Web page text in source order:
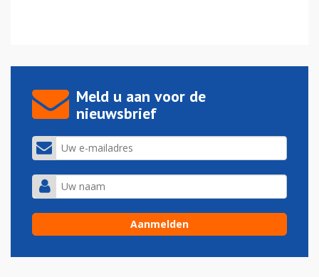
Meld u aan voor de
nieuwsbrief